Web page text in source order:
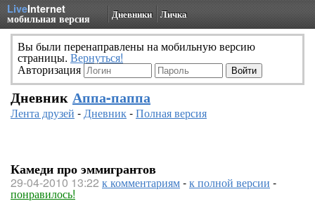
LiveInternet
мобильная версия Дневники Личка
Вы были перенаправлены на мобильную версию
страницы. Вернуться!
Авторизация
Дневник Аппа-паппа
Лента друзей -Дневник-Полная версия
Камеди про эммигрантов
29-04-2010 13:22 к комментариям-к полной версии -
понравилось!